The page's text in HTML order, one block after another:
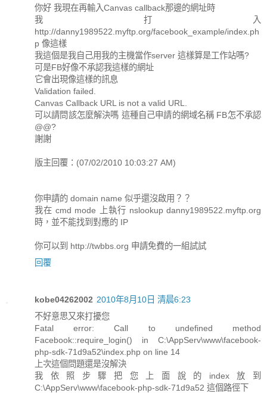
你好 我現在再輸入Canvas callback那邊的網址時
我打入
http://danny1989522.myftp.org/facebook_example/index.ph
p 像這樣
我這個是我自己用我的主機當作server 這樣算是工作站嗎?
可是FB好像不承認我這樣的網址
它會出現像這樣的訊息
Validation failed.
Canvas Callback URL is not a valid URL.
可以請問該怎麼解決嗎 這種自己申請的網域名稱 FB怎不承認
@@?
謝謝
版主回覆：(07/02/2010 10:03:27 AM)
你申請的 domain name 似乎還沒啟用？？
我在 cmd mode 上執行 nslookup danny1989522.myftp.org
時，並不能找到對應的 IP
你可以到 http://twbbs.org 申請免費的一組試試
回覆
kobe04262002 2010年8月10日 清晨6:23
不好意思又來打擾您
Fatal error: Call to undefined method
Facebook::require_login() in C:\AppServ\www\facebook-
php-sdk-71d9a52\index.php on line 14
上次這個問題還是沒解決
我依照步驟把您上面說的index放到
C:\AppServ\www\facebook-php-sdk-71d9a52 這個路徑下